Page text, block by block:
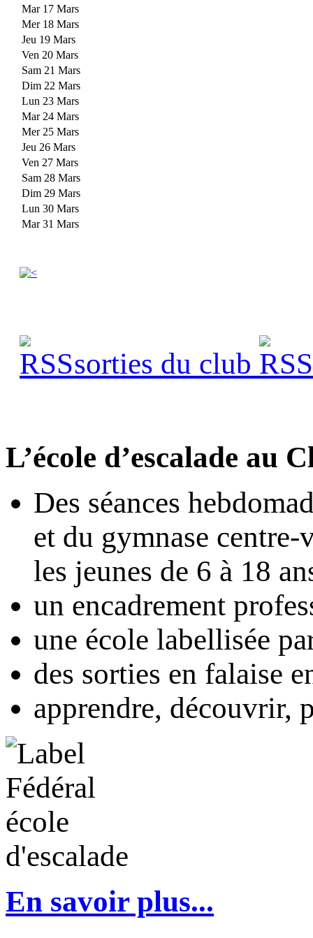
Mar 17 Mars
Mer 18 Mars
Jeu 19 Mars
Ven 20 Mars
Sam 21 Mars
Dim 22 Mars
Lun 23 Mars
Mar 24 Mars
Mer 25 Mars
Jeu 26 Mars
Ven 27 Mars
Sam 28 Mars
Dim 29 Mars
Lun 30 Mars
Mar 31 Mars
sorties du club
L’école d’escalade au
Des séances
et du gymnase
les jeunes de 6 à 18
un encadrement
une école labellisée
des sorties en falaise
apprendre, découvrir,
En savoir plus...